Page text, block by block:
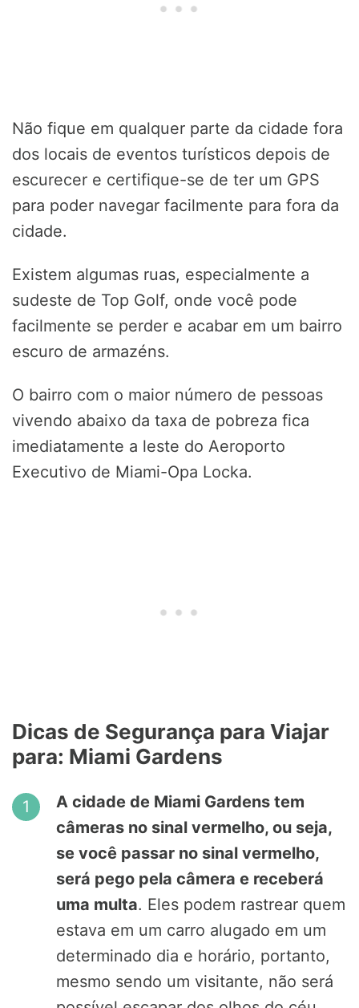
Não fique em qualquer parte da cidade fora
dos locais de eventos turísticos depois de
escurecer e certifique-se de ter um GPS
para poder navegar facilmente para fora da
cidade.
Existem algumas ruas, especialmente a
sudeste de Top Golf, onde você pode
facilmente se perder e acabar em um bairro
escuro de armazéns.
O bairro com o maior número de pessoas
vivendo abaixo da taxa de pobreza fica
imediatamente a leste do Aeroporto
Executivo de Miami-Opa Locka.
Dicas de Segurança para Viajar
para: Miami Gardens
A cidade de Miami Gardens tem
câmeras no sinal vermelho, ou seja,
se você passar no sinal vermelho,
será pego pela câmera e receberá
uma multa. Eles podem rastrear quem
estava em um carro alugado em um
determinado dia e horário, portanto,
mesmo sendo um visitante, não será